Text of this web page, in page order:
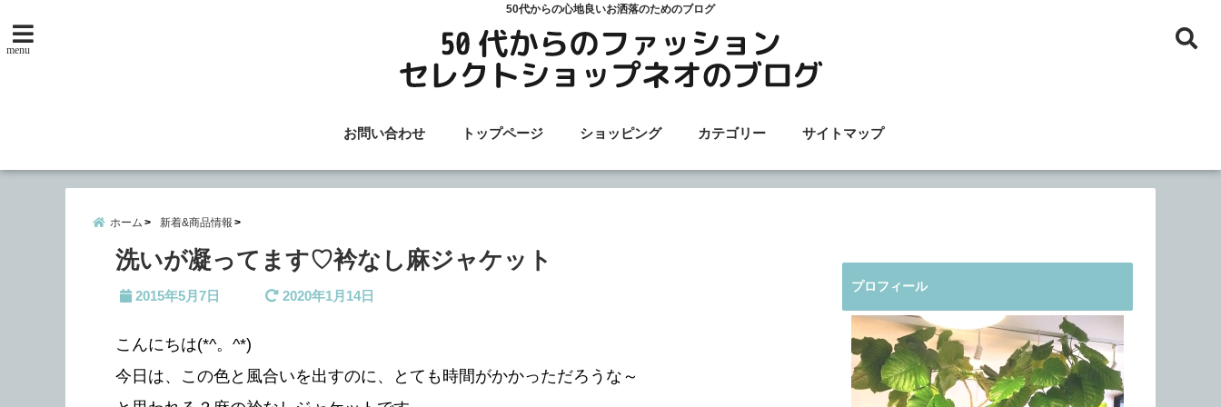
50代からの心地良いお洒落のためのブログ
menu
お問い合わせ トップページ ショッピング カテゴリー サイトマップ
ホーム 新着&商品情報
洗いが凝ってます♡衿なし麻ジャケット
2015年5月7日 2020年1月14日
こんにちは(*^。^*)
今日は、この色と風合いを出すのに、とても時間がかかっただろうな～
プロフィール